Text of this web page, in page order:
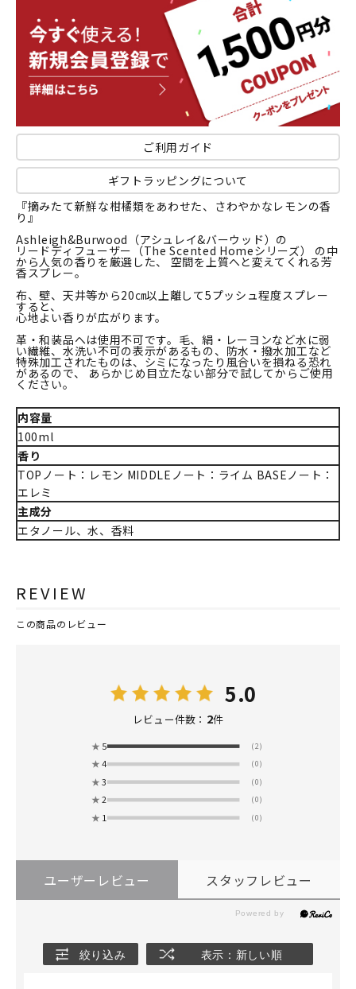
ご利用ガイド
ギフトラッピングについて
『摘みたて新鮮な柑橘類をあわせた、さわやかなレモンの香
り』
Ashleigh&Burwood（アシュレイ&バーウッド）の
リードディフューザー（The Scented Homeシリーズ） の中
から人気の香りを厳選した、 空間を上質へと変えてくれる芳
香スプレー。
布、壁、天井等から20㎝以上離して5プッシュ程度スプレー
すると、
心地よい香りが広がります。
革・和装品へは使用不可です。毛、絹・レーヨンなど水に弱
い繊維、水洗い不可の表示があるもの、防水・撥水加工など
特殊加工されたものは、シミになったり風合いを損ねる恐れ
があるので、 あらかじめ目立たない部分で試してからご使用
ください。
内容量
100ml
香り
TOPノート：レモン MIDDLEノート：ライム BASEノート：
エレミ
主成分
エタノール、水、香料
REVIEW
この商品のレビュー
5.0
レビュー件数： 2件
★ 5 (2)
★ 4 (0)
★ 3 (0)
★ 2 (0)
★ 1 (0)
ユーザーレビュー スタッフレビュー
絞り込み 表示：新しい順